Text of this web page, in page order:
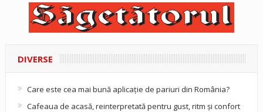
DIVERSE
Care este cea mai bună aplicație de pariuri din România?
Cafeaua de acasă, reinterpretată pentru gust, ritm și confort